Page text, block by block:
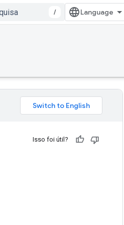
/
Isso foi útil?